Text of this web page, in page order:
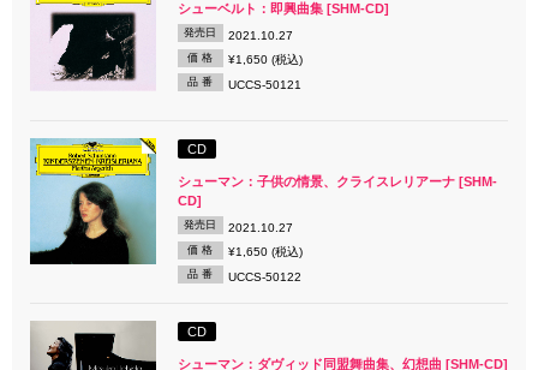
シューベルト：即興曲集 [SHM-CD]
発売日 2021.10.27
価 格 ¥1,650 (税込)
品 番 UCCS-50121
CD
シューマン：子供の情景、クライスレリアーナ [SHM-
CD]
発売日 2021.10.27
価 格 ¥1,650 (税込)
品 番 UCCS-50122
CD
シューマン：ダヴィッド同盟舞曲集、幻想曲 [SHM-CD]